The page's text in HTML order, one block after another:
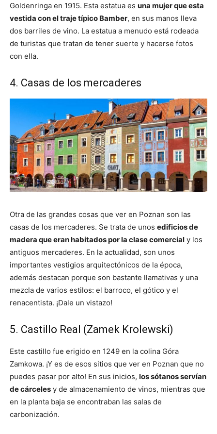
Goldenringa en 1915. Esta estatua es una mujer que esta
vestida con el traje típico Bamber, en sus manos lleva
dos barriles de vino. La estatua a menudo está rodeada
de turistas que tratan de tener suerte y hacerse fotos
con ella.
4. Casas de los mercaderes
Otra de las grandes cosas que ver en Poznan son las
casas de los mercaderes. Se trata de unos edificios de
madera que eran habitados por la clase comercial y los
antiguos mercaderes. En la actualidad, son unos
importantes vestigios arquitectónicos de la época,
además destacan porque son bastante llamativas y una
mezcla de varios estilos: el barroco, el gótico y el
renacentista. ¡Dale un vistazo!
5. Castillo Real (Zamek Krolewski)
Este castillo fue erigido en 1249 en la colina Góra
Zamkowa. ¡Y es de esos sitios que ver en Poznan que no
puedes pasar por alto! En sus inicios, los sótanos servían
de cárceles y de almacenamiento de vinos, mientras que
en la planta baja se encontraban las salas de
carbonización.